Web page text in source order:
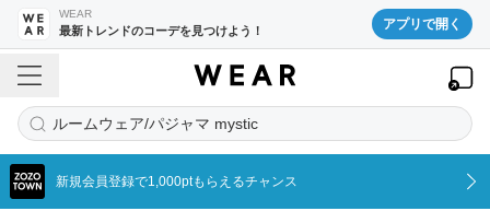
WEAR
最新トレンドのコーデを見つけよう！ アプリで開く
ルームウェア/パジャマ mystic
新規会員登録で1,000ptもらえるチャンス